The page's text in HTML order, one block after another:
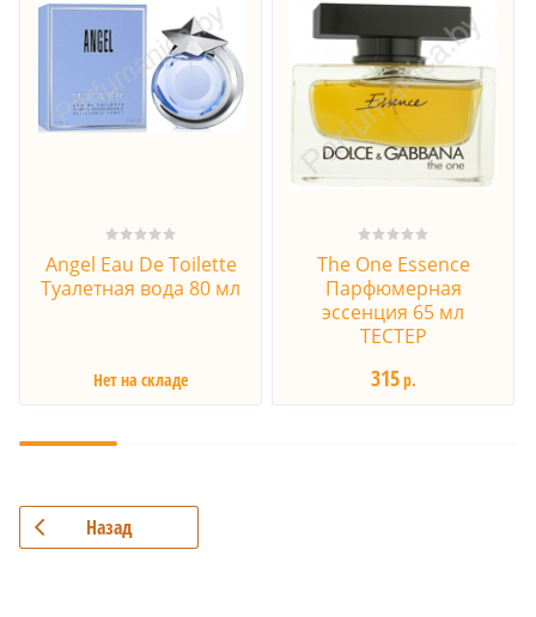
Angel Eau De Toilette
Туалетная вода 80 мл
Нет на складе
The One Essence
Парфюмерная
эссенция 65 мл
ТЕСТЕР
315р.
Назад